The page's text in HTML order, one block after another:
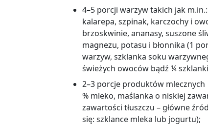
4–5 porcji warzyw takich jak
kalarepa, szpinak, karczochy i
brzoskwinie, ananasy, suszone
magnezu, potasu i błonnika (1
warzyw, szklanka soku
świeżych owoców bądź ¼
2–3 porcje produktów mlecznych
% mleko, maślanka o niskiej
zawartości tłuszczu – główne
się: szklance mleka lub jogurtu);